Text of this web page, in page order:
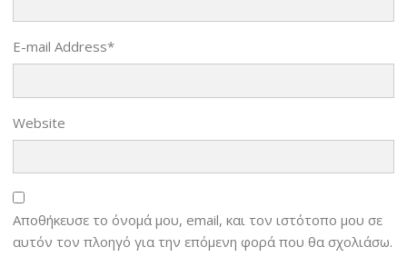
E-mail Address*
Website
Αποθήκευσε το όνομά μου, email, και τον ιστότοπο μου σε
αυτόν τον πλοηγό για την επόμενη φορά που θα σχολιάσω.